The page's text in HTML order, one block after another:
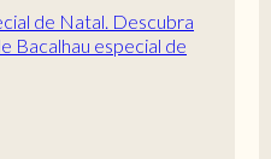
de Natal. Descubra
Bacalhau especial de